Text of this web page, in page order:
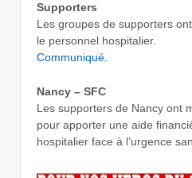
Supporters
Les groupes de supporters
le personnel hospitalier.
Communiqué
Nancy – SFC
Les supporters de Nancy ont
pour apporter une aide
hospitalier face à l’urgence